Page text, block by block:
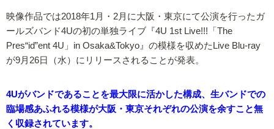
映像作品では2018年1月・2月に大阪・東京にて公演を行ったガ
ールズバンド4Uの初の単独ライブ『4U 1st Live!!!「The
Pres“id”ent 4U」in Osaka&Tokyo』の模様を収めたLive Blu-ray
が9月26日（水）にリリースされることが発表。
4Uがバンドであることを最大限に活かした構成、生バンドでの
臨場感あふれる模様が大阪・東京それぞれの公演を余すこと無
く収録されています。